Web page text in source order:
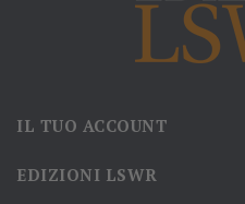
IL TUO ACCOUNT
EDIZIONI LSWR